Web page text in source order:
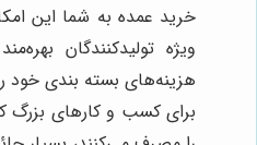
خرید عمده به شما این
ویژه تولیدکنندگان
هزینه‌های بسته بندی خود
برای کسب و کارهای بزرگ